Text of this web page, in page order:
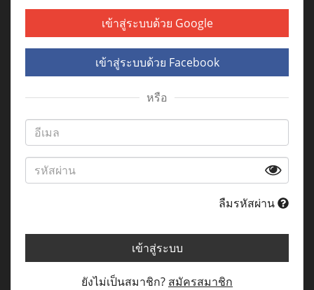
เข้าสู่ระบบด้วย Google
เข้าสู่ระบบด้วย Facebook
หรือ
ลืมรหัสผ่าน
เข้าสู่ระบบ
ยังไม่เป็นสมาชิก? สมัครสมาชิก